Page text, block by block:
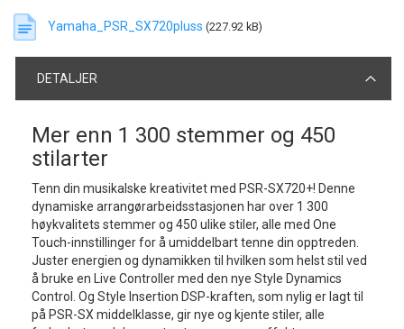
Yamaha_PSR_SX720pluss (227.92 kB)
DETALJER
Mer enn 1 300 stemmer og 450
stilarter
Tenn din musikalske kreativitet med PSR-SX720+! Denne
dynamiske arrangørarbeidsstasjonen har over 1 300
høykvalitets stemmer og 450 ulike stiler, alle med One
Touch-innstillinger for å umiddelbart tenne din opptreden.
Juster energien og dynamikken til hvilken som helst stil ved
å bruke en Live Controller med den nye Style Dynamics
Control. Og Style Insertion DSP-kraften, som nylig er lagt til
på PSR-SX middelklasse, gir nye og kjente stiler, alle